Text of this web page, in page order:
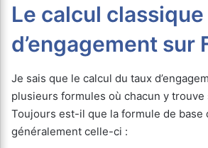
Le calcul
d’engagement sur
Je sais que le calcul du taux
plusieurs formules où chacun y trouve
Toujours est-il que la formule de base
généralement celle-ci :